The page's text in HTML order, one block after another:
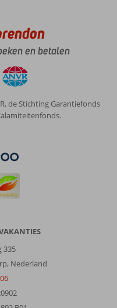
en betalen
de Stichting Garantiefonds
335
Nederland